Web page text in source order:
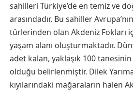
sahilleri Türkiye’de en temiz ve
arasındadır. Bu sahiller
türlerinden olan Akdeniz Fokları
yaşam alanı oluşturmaktadır.
adet kalan, yaklaşık 100 tanesinin
olduğu belirlenmiştir. Dilek
kıyılarındaki mağaraların halen